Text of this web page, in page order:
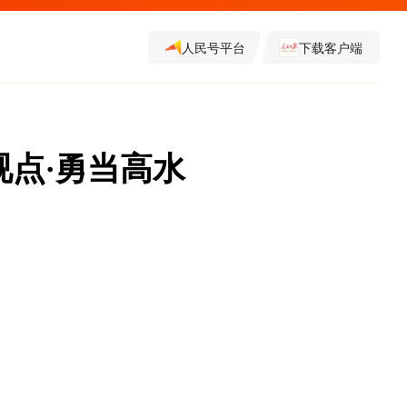
人民号平台 下载客户端
·勇当高水